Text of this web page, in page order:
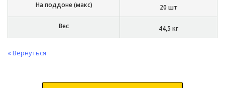
На поддоне (макс) 20 шт
Вес 44,5 кг
« Вернуться